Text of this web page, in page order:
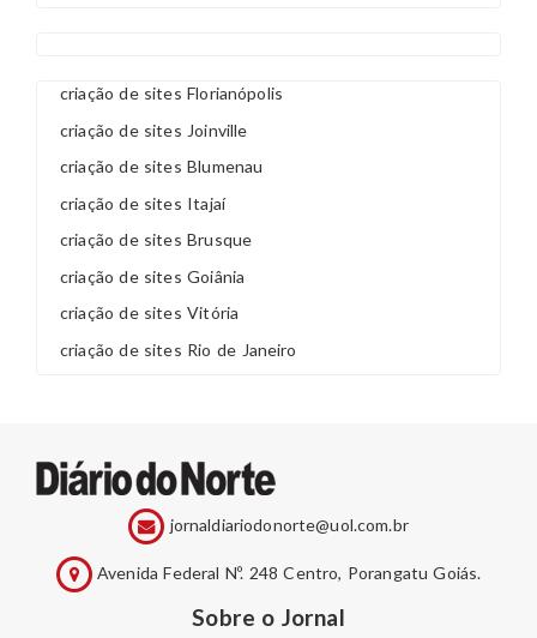
criação de sites Florianópolis
criação de sites Joinville
criação de sites Blumenau
criação de sites Itajaí
criação de sites Brusque
criação de sites Goiânia
criação de sites Vitória
criação de sites Rio de Janeiro
jornaldiariodonorte@uol.com.br
Avenida Federal Nº. 248 Centro, Porangatu Goiás.
Sobre o Jornal